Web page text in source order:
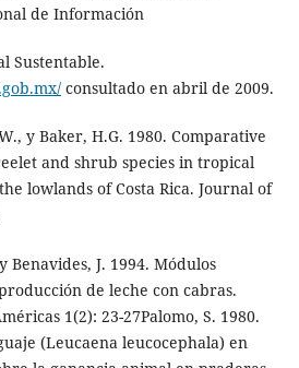
de Información
Sustentable.
consultado en abril de 2009.
y Baker, H.G. 1980. Comparative
and shrub species in tropical
lowlands of Costa Rica. Journal of
Benavides, J. 1994. Módulos
de leche con cabras.
1(2): 23-27Palomo, S. 1980.
(Leucaena leucocephala) en